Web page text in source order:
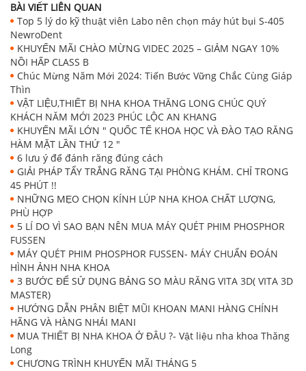
BÀI VIẾT LIÊN QUAN
Top 5 lý do kỹ thuật viên Labo nên chọn máy hút bụi S-405
NewroDent
KHUYẾN MÃI CHÀO MỪNG VIDEC 2025 – GIẢM NGAY 10%
NỒI HẤP CLASS B
Chúc Mừng Năm Mới 2024: Tiến Bước Vững Chắc Cùng Giáp
Thìn
VẬT LIỆU,THIẾT BỊ NHA KHOA THĂNG LONG CHÚC QUÝ
KHÁCH NĂM MỚI 2023 PHÚC LỘC AN KHANG
KHUYẾN MÃI LỚN " QUỐC TẾ KHOA HỌC VÀ ĐÀO TẠO RĂNG
HÀM MẶT LẦN THỨ 12 "
6 lưu ý để đánh răng đúng cách
GIẢI PHÁP TẨY TRẮNG RĂNG TẠI PHÒNG KHÁM. CHỈ TRONG
45 PHÚT !!
NHỮNG MẸO CHỌN KÍNH LÚP NHA KHOA CHẤT LƯỢNG,
PHÙ HỢP
5 LÍ DO VÌ SAO BẠN NÊN MUA MÁY QUÉT PHIM PHOSPHOR
FUSSEN
MÁY QUÉT PHIM PHOSPHOR FUSSEN- MÁY CHUẨN ĐOÁN
HÌNH ẢNH NHA KHOA
3 BƯỚC ĐỂ SỬ DỤNG BẢNG SO MÀU RĂNG VITA 3D( VITA 3D
MASTER)
HƯỚNG DẪN PHÂN BIỆT MŨI KHOAN MANI HÀNG CHÍNH
HÃNG VÀ HÀNG NHÁI MANI
MUA THIẾT BỊ NHA KHOA Ở ĐÂU ?- Vật liệu nha khoa Thăng
Long
CHƯƠNG TRÌNH KHUYẾN MÃI THÁNG 5